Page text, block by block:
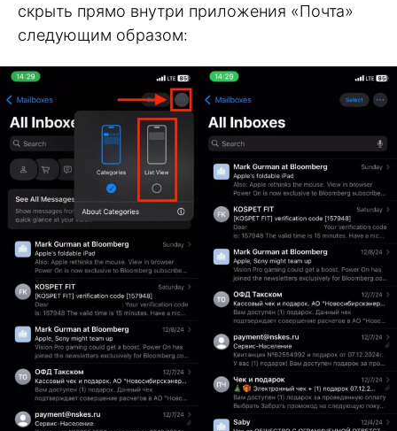
скрыть прямо внутри приложения «Почта»
следующим образом: